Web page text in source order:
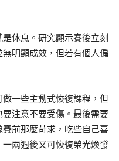
休息。研究顯示賽後立刻
明顯成效，但若有個人偏
一些主動式恢復課程，但
注意不要受傷。最後需要
前那麼苛求，吃些自己喜
兩週後又可恢復榮光煥發